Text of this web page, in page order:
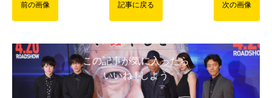
前の画像 記事に戻る 次の画像
この記事が気に入ったら
いいね ! しよう